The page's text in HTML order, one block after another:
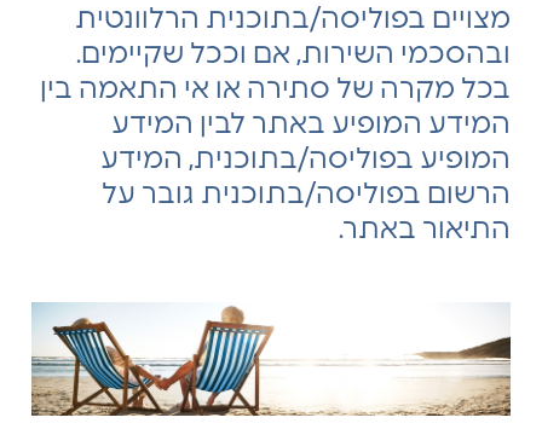
מצויים בפוליסה/בתוכנית הרלוונטית
ובהסכמי השירות, אם וככל שקיימים.
בכל מקרה של סתירה או אי התאמה בין
המידע המופיע באתר לבין המידע
המופיע בפוליסה/בתוכנית, המידע
הרשום בפוליסה/בתוכנית גובר על
התיאור באתר.